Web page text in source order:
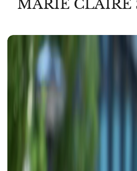
MARIE CLAIRE